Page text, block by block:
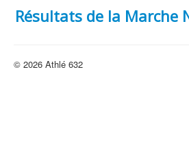
Résultats de la Marche
© 2026 Athlé 632